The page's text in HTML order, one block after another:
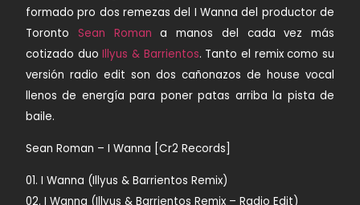
formado pro dos remezas del I Wanna del productor de
Toronto Sean Roman a manos del cada vez más
cotizado duoIllyus & Barrientos. Tanto el remix como su
versión radio edit son dos cañonazos de house vocal
llenos de energía para poner patas arriba la pista de
baile.
Sean Roman – I Wanna [Cr2 Records]
01. I Wanna (Illyus & Barrientos Remix)
02. I Wanna (Illyus & Barrientos Remix – Radio Edit)